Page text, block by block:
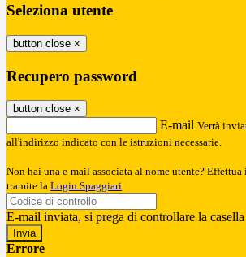
Seleziona utente
button close ×
Recupero password
button close ×
E-mail Verrà
all'indirizzo indicato con le istruzioni necessarie.
Non hai una e-mail associata al nome utente? Effettua
tramite la Login Spaggiari
E-mail inviata, si prega di controllare la
Errore